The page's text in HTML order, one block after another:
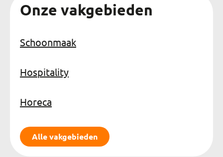
Onze vakgebieden
Schoonmaak
Hospitality
Horeca
Alle vakgebieden